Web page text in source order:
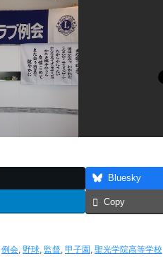
Bluesky
Copy
例会, 野球, 監督, 甲子園 , 聖光学院高等学校